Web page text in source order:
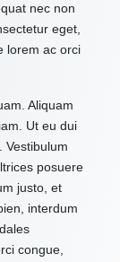
nec non
eget,
lorem ac orci
Aliquam
Ut eu dui
Vestibulum
posuere
justo, et
interdum
congue,